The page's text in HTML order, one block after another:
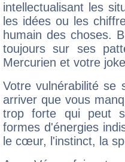
intellectualisant les
les idées ou les
humain des choses.
toujours sur ses
Mercurien et votre
Votre vulnérabilité se
arriver que vous
trop forte qui peut
formes d'énergies
le cœur, l'instinct, la